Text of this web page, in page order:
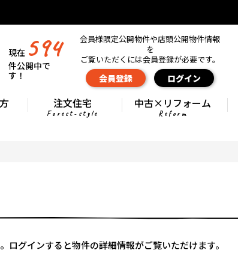
現在594
件公開中で
す！
会員様限定公開物件や店頭公開物件情報
を
ご覧いただくには会員登録が必要です。
会員登録 ログイン
注文住宅
Forest-style
中古×リフォーム
Reform
グインすると物件の詳細情報がご覧いただけます。